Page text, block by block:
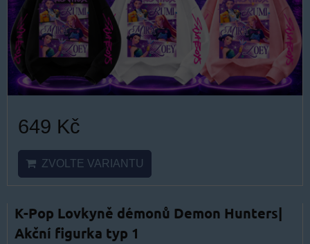
649 Kč
ZVOLTE VARIANTU
K-Pop Lovkyně démonů Demon Hunters|
Akční figurka typ 1